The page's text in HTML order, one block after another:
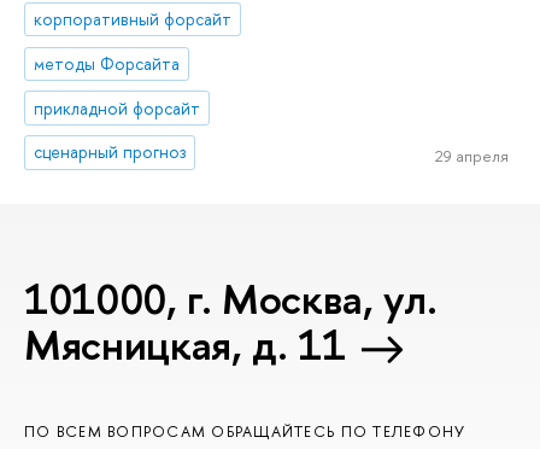
корпоративный форсайт
методы Форсайта
прикладной форсайт
сценарный прогноз
29 апреля
101000, г. Москва, ул.
Мясницкая, д. 11
ПО ВСЕМ ВОПРОСАМ ОБРАЩАЙТЕСЬ ПО ТЕЛЕФОНУ